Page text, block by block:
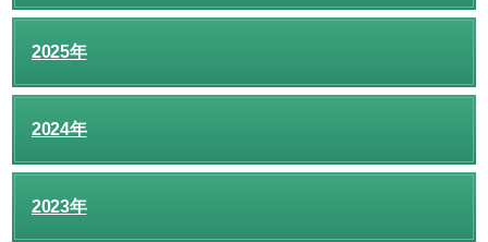
2025年
2024年
2023年